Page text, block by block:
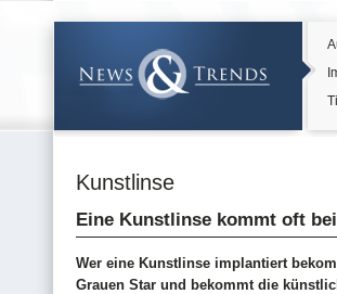
Kunstlinse
Eine Kunstlinse kommt oft
Wer eine Kunstlinse implantiert
Grauen Star und bekommt die